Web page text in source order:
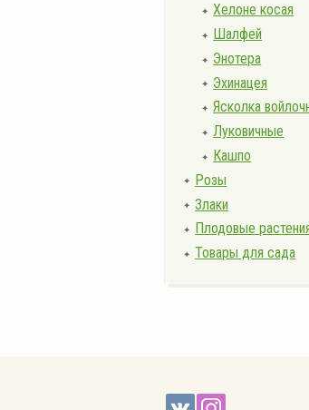
✦ Хелоне косая
✦ Шалфей
✦ Энотера
✦ Эхинацея
✦ Ясколка
✦ Луковичные
✦ Кашпо
✦ Розы
✦ Злаки
✦ Плодовые
✦ Товары для сада